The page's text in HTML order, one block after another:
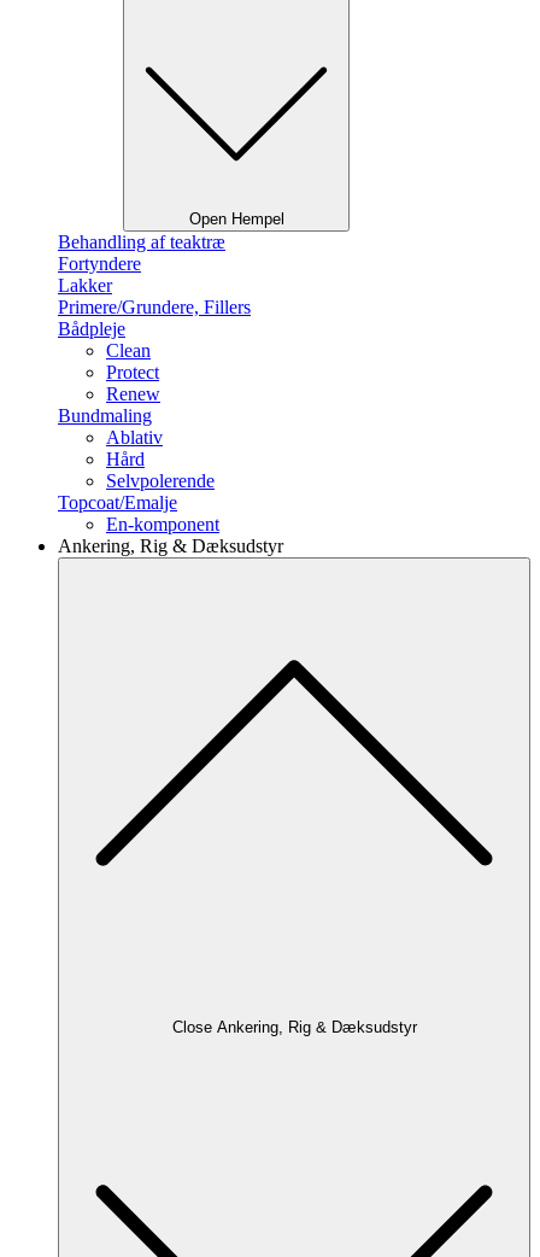
Open Hempel
Behandling af teaktræ
Fortyndere
Lakker
Primere/Grundere, Fillers
Bådpleje
Clean
Protect
Renew
Bundmaling
Ablativ
Hård
Selvpolerende
Topcoat/Emalje
En-komponent
Ankering, Rig & Dæksudstyr
Close Ankering, Rig & Dæksudstyr